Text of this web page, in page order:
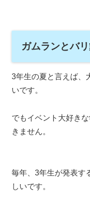
ガムランとバリ
3年生の夏と言えば、
いです。
でもイベント大好き
きません。
毎年、3年生が発表す
しいです。